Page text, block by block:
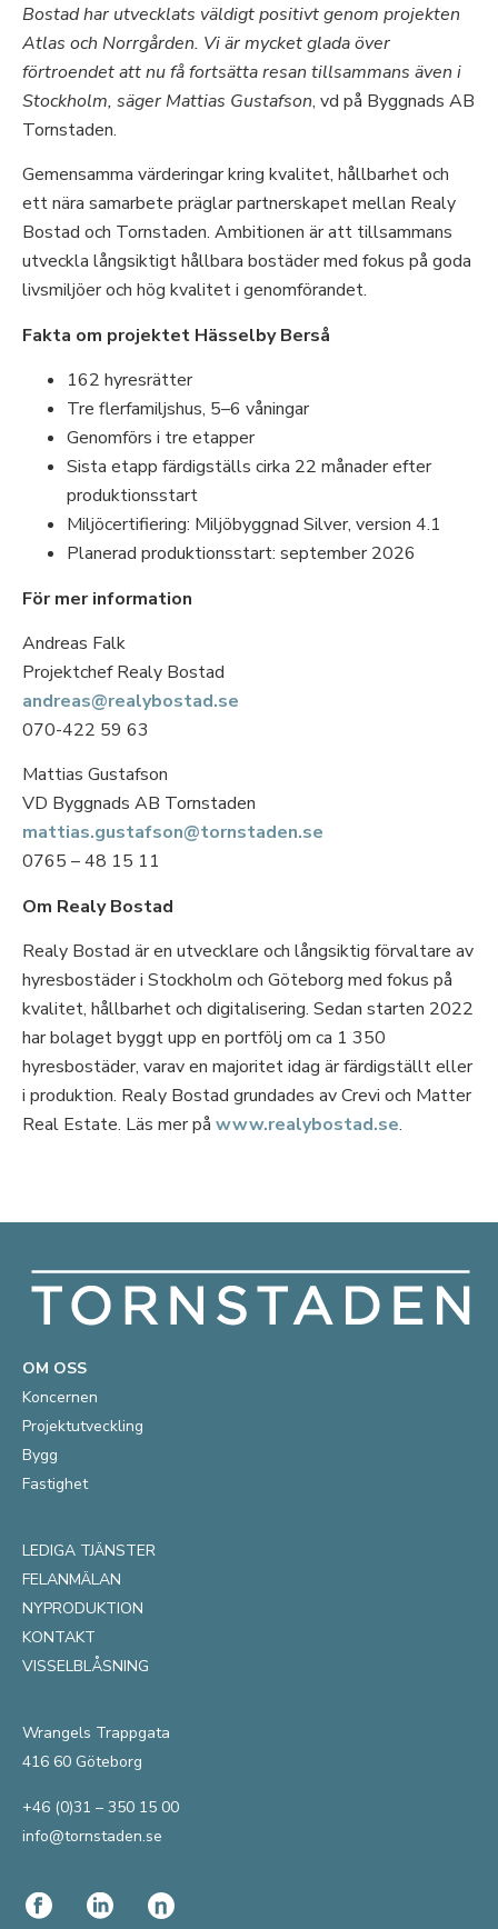
Bostad har utvecklats väldigt positivt genom projekten
Atlas och Norrgården. Vi är mycket glada över
förtroendet att nu få fortsätta resan tillsammans även i
Stockholm, säger Mattias Gustafson, vd på Byggnads AB
Tornstaden.
Gemensamma värderingar kring kvalitet, hållbarhet och
ett nära samarbete präglar partnerskapet mellan Realy
Bostad och Tornstaden. Ambitionen är att tillsammans
utveckla långsiktigt hållbara bostäder med fokus på goda
livsmiljöer och hög kvalitet i genomförandet.
Fakta om projektet Hässelby Berså
162 hyresrätter
Tre flerfamiljshus, 5–6 våningar
Genomförs i tre etapper
Sista etapp färdigställs cirka 22 månader efter
produktionsstart
Miljöcertifiering: Miljöbyggnad Silver, version 4.1
Planerad produktionsstart: september 2026
För mer information
Andreas Falk
Projektchef Realy Bostad
andreas@realybostad.se
070-422 59 63
Mattias Gustafson
VD Byggnads AB Tornstaden
mattias.gustafson@tornstaden.se
0765 – 48 15 11
Om Realy Bostad
Realy Bostad är en utvecklare och långsiktig förvaltare av
hyresbostäder i Stockholm och Göteborg med fokus på
kvalitet, hållbarhet och digitalisering. Sedan starten 2022
har bolaget byggt upp en portfölj om ca 1 350
hyresbostäder, varav en majoritet idag är färdigställt eller
i produktion. Realy Bostad grundades av Crevi och Matter
Real Estate. Läs mer på www.realybostad.se.
OM OSS
Koncernen
Projektutveckling
Bygg
Fastighet
LEDIGA TJÄNSTER
FELANMÄLAN
NYPRODUKTION
KONTAKT
VISSELBLÅSNING
Wrangels Trappgata
416 60 Göteborg
+46 (0)31 – 350 15 00
info@tornstaden.se